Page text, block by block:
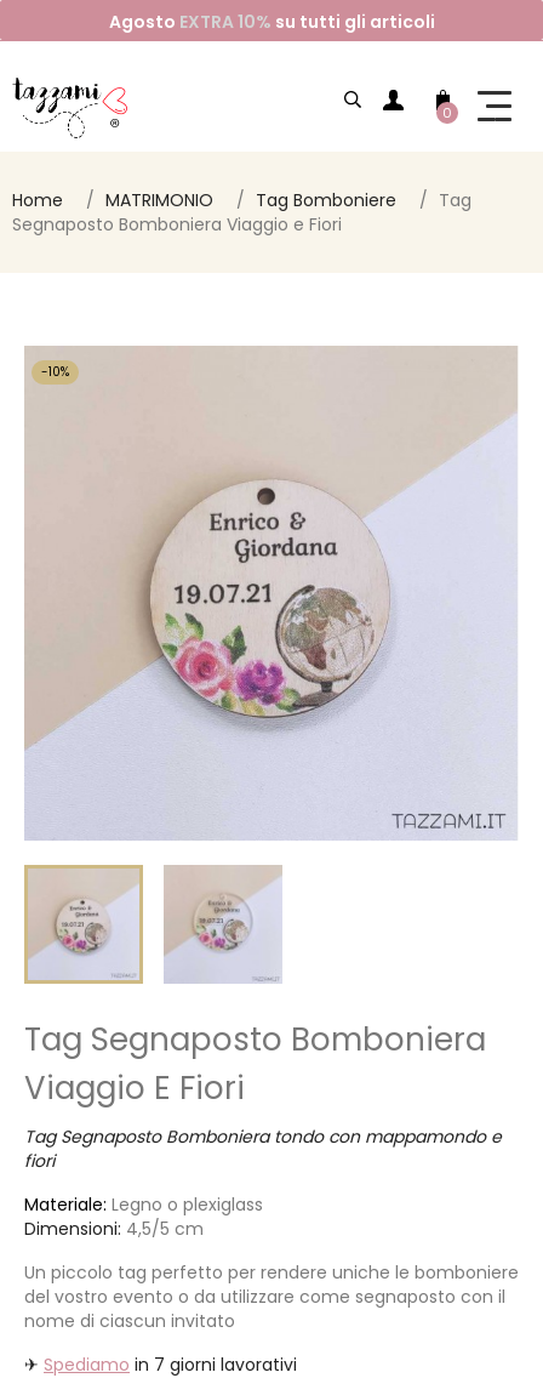
Agosto EXTRA 10% su tutti gli articoli
0
Home MATRIMONIO Tag Bomboniere
Tag
Segnaposto Bomboniera Viaggio e Fiori
-10%
Tag Segnaposto Bomboniera
Viaggio E Fiori
Tag Segnaposto Bomboniera tondo con mappamondo e
fiori
Materiale: Legno o plexiglass
Dimensioni: 4,5/5 cm
Un piccolo tag perfetto per rendere uniche le bomboniere
del vostro evento o da utilizzare come segnaposto con il
nome di ciascun invitato
✈ Spediamo in 7 giorni lavorativi